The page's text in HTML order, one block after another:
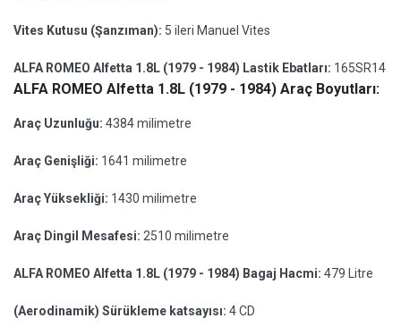
Vites Kutusu (Şanzıman): 5 ileri Manuel Vites
ALFA ROMEO Alfetta 1.8L (1979 - 1984) Lastik Ebatları: 165SR14
ALFA ROMEO Alfetta 1.8L (1979 - 1984) Araç Boyutları:
Araç Uzunluğu: 4384 milimetre
Araç Genişliği: 1641 milimetre
Araç Yüksekliği: 1430 milimetre
Araç Dingil Mesafesi: 2510 milimetre
ALFA ROMEO Alfetta 1.8L (1979 - 1984) Bagaj Hacmi: 479 Litre
(Aerodinamik) Sürükleme katsayısı: 4 CD